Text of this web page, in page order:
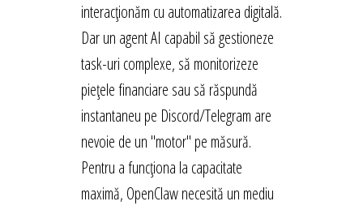
interacționăm cu automatizarea digitală.
Dar un agent AI capabil să gestioneze
task-uri complexe, să monitorizeze
piețele financiare sau să răspundă
instantaneu pe Discord/Telegram are
nevoie de un "motor" pe măsură.
Pentru a funcționa la capacitate
maximă, OpenClaw necesită un mediu